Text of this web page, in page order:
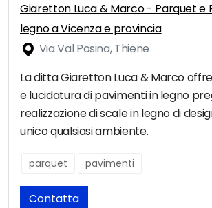
Giaretton Luca & Marco - Parquet e
legno a Vicenza e provincia
Via Val Posina, Thiene
La ditta Giaretton Luca & Marco
e lucidatura di pavimenti in legno
realizzazione di scale in legno di
unico qualsiasi ambiente.
parquet pavimenti
Contatta